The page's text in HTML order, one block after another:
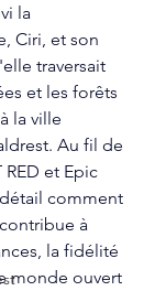
la
Ciri, et son
traversait
et les forêts
la ville
Au fil de
RED et Epic
comment
à
la fidélité
monde ouvert